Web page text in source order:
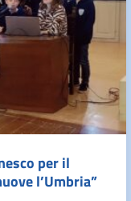
per il
l’Umbria”